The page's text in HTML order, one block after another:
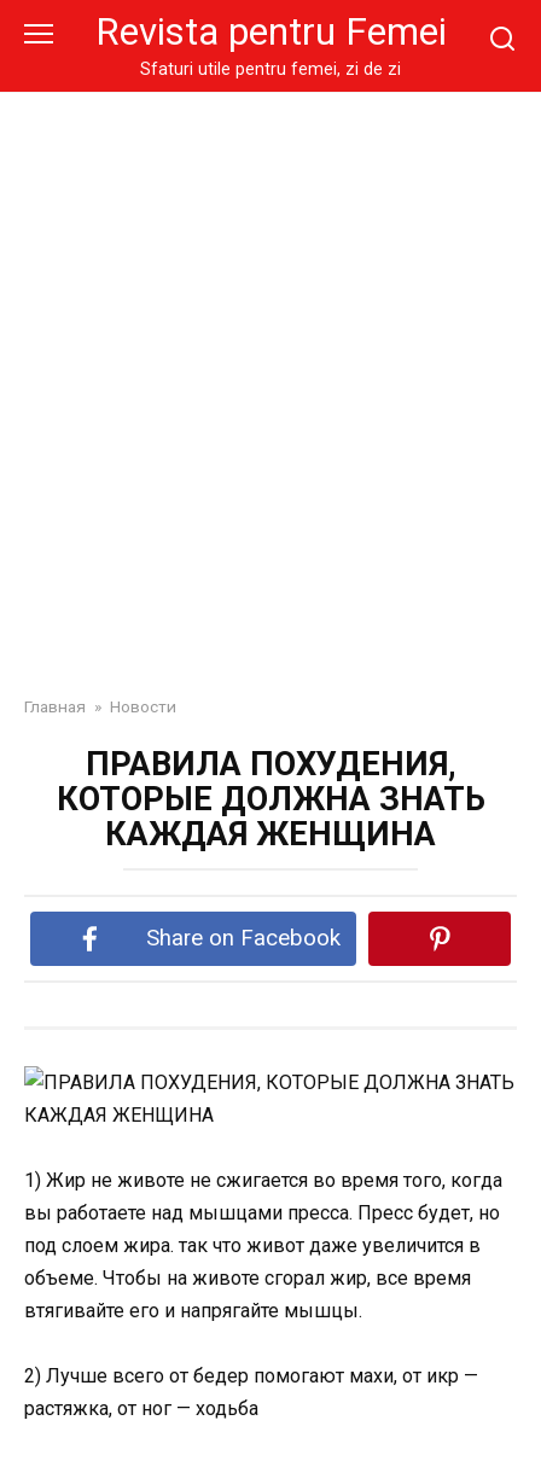
Revista pentru Femei
Sfaturi utile pentru femei, zi de zi
Главная » Новости
ПРАВИЛА ПОХУДЕНИЯ,
КОТОРЫЕ ДОЛЖНА ЗНАТЬ
КАЖДАЯ ЖЕНЩИНА
Share on Facebook
1) Жир не животе не сжигается во время того, когда
вы работаете над мышцами пресса. Пресс будет, но
под слоем жира. так что живот даже увеличится в
объеме. Чтобы на животе сгорал жир, все время
втягивайте его и напрягайте мышцы.
2) Лучше всего от бедер помогают махи, от икр —
растяжка, от ног — ходьба